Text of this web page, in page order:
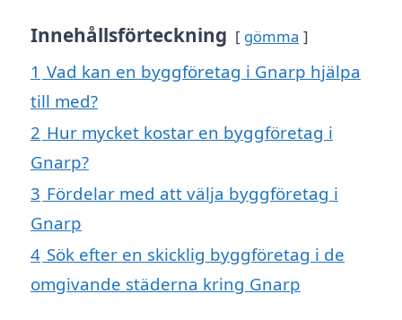
Innehållsförteckning gömma
1 Vad kan en byggföretag i Gnarp hjälpa
till med?
2 Hur mycket kostar en byggföretag i
Gnarp?
3 Fördelar med att välja byggföretag i
Gnarp
4 Sök efter en skicklig byggföretag i de
omgivande städerna kring Gnarp